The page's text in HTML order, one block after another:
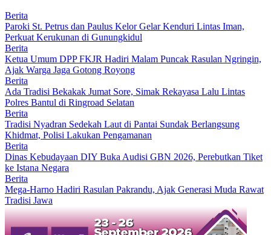
Berita
Paroki St. Petrus dan Paulus Kelor Gelar Kenduri Lintas Iman,
Perkuat Kerukunan di Gunungkidul
Berita
Ketua Umum DPP FKJR Hadiri Malam Puncak Rasulan Ngringin,
Ajak Warga Jaga Gotong Royong
Berita
Ada Tradisi Bekakak Jumat Sore, Simak Rekayasa Lalu Lintas
Polres Bantul di Ringroad Selatan
Berita
Tradisi Nyadran Sedekah Laut di Pantai Sundak Berlangsung
Khidmat, Polisi Lakukan Pengamanan
Berita
Dinas Kebudayaan DIY Buka Audisi GBN 2026, Perebutkan Tiket
ke Istana Negara
Berita
Mega-Harno Hadiri Rasulan Pakrandu, Ajak Generasi Muda Rawat
Tradisi Jawa